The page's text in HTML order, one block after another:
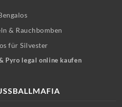
& Rauchbomben
für Silvester
Pyro legal online kaufen